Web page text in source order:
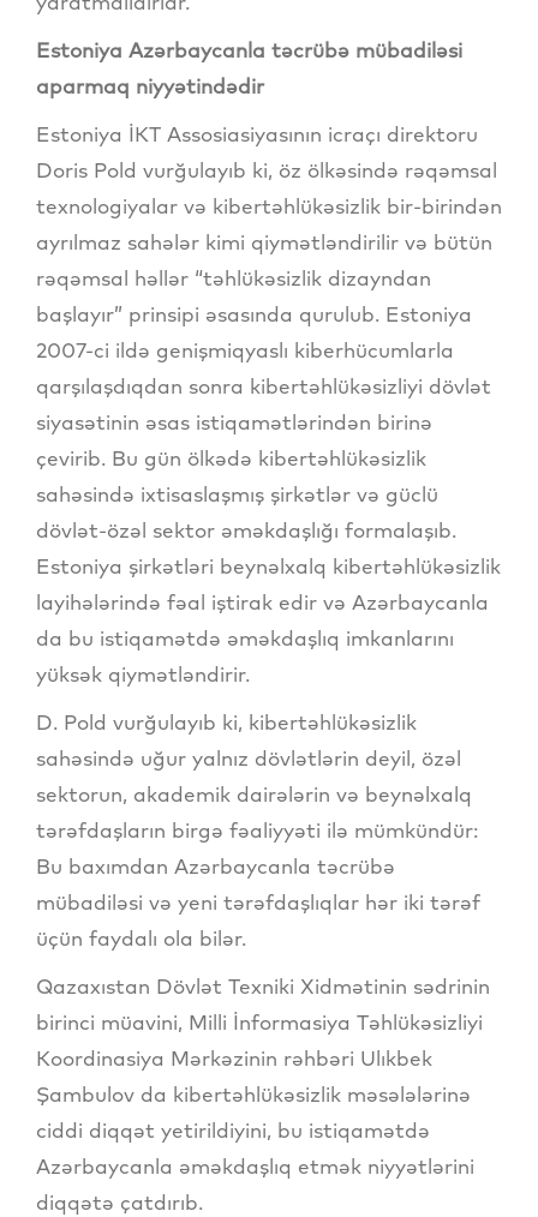
Estoniya Azərbaycanla təcrübə mübadiləsi
aparmaq niyyətindədir
Estoniya İKT Assosiasiyasının icraçı direktoru
Doris Pold vurğulayıb ki, öz ölkəsində rəqəmsal
texnologiyalar və kibertəhlükəsizlik bir-birindən
ayrılmaz sahələr kimi qiymətləndirilir və bütün
rəqəmsal həllər “təhlükəsizlik dizayndan
başlayır” prinsipi əsasında qurulub. Estoniya
2007-ci ildə genişmiqyaslı kiberhücumlarla
qarşılaşdıqdan sonra kibertəhlükəsizliyi dövlət
siyasətinin əsas istiqamətlərindən birinə
çevirib. Bu gün ölkədə kibertəhlükəsizlik
sahəsində ixtisaslaşmış şirkətlər və güclü
dövlət-özəl sektor əməkdaşlığı formalaşıb.
Estoniya şirkətləri beynəlxalq kibertəhlükəsizlik
layihələrində fəal iştirak edir və Azərbaycanla
da bu istiqamətdə əməkdaşlıq imkanlarını
yüksək qiymətləndirir.
D. Pold vurğulayıb ki, kibertəhlükəsizlik
sahəsində uğur yalnız dövlətlərin deyil, özəl
sektorun, akademik dairələrin və beynəlxalq
tərəfdaşların birgə fəaliyyəti ilə mümkündür:
Bu baxımdan Azərbaycanla təcrübə
mübadiləsi və yeni tərəfdaşlıqlar hər iki tərəf
üçün faydalı ola bilər.
Qazaxıstan Dövlət Texniki Xidmətinin sədrinin
birinci müavini, Milli İnformasiya Təhlükəsizliyi
Koordinasiya Mərkəzinin rəhbəri Ulıkbek
Şambulov da kibertəhlükəsizlik məsələlərinə
ciddi diqqət yetirildiyini, bu istiqamətdə
Azərbaycanla əməkdaşlıq etmək niyyətlərini
diqqətə çatdırıb.